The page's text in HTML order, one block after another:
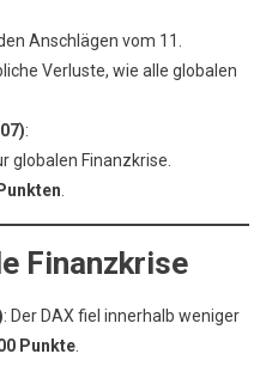
Anschlägen vom 11.
Verluste, wie alle globalen
:
globalen Finanzkrise.
Finanzkrise
: Der DAX fiel innerhalb weniger
Punkte.